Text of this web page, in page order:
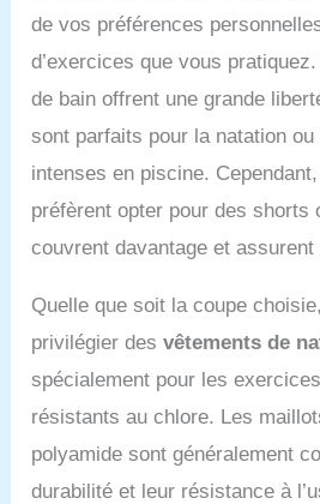
de vos préférences
d’exercices que vous
de bain offrent une grande
sont parfaits pour la natation
intenses en piscine.
préfèrent opter pour des shorts
couvrent davantage et assurent
Quelle que soit la coupe
privilégier desvêtements de
spécialement pour les
résistants au chlore. Les
polyamide sont généralement
durabilité et leur résistance à